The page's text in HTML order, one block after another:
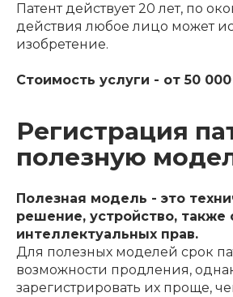
Патент действует 20 лет, по
действия любое лицо может
изобретение.
Стоимость услуги - от 50
Регистрация
полезную
Полезная модель - это
решение, устройство, также
интеллектуальных прав.
Для полезных моделей срок
возможности продления,
зарегистрировать их проще,